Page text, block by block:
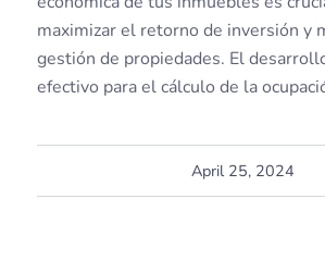
maximizar el retorno de inversión y
gestión de propiedades. El
efectivo para el cálculo de la
April 25, 2024